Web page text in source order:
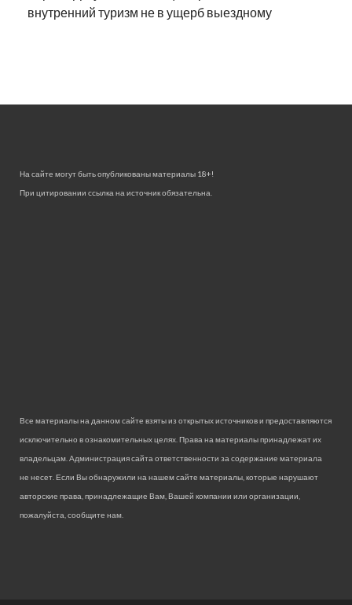
внутренний туризм не в ущерб выездному
На сайте могут быть опубликованы материалы 18+!
При цитировании ссылка на источник обязательна.
Все материалы на данном сайте взяты из открытых источников и предоставляются
исключительно в ознакомительных целях. Права на материалы принадлежат их
владельцам. Администрация сайта ответственности за содержание материала
не несет. Если Вы обнаружили на нашем сайте материалы, которые нарушают
авторские права, принадлежащие Вам, Вашей компании или организации,
пожалуйста, сообщите нам.